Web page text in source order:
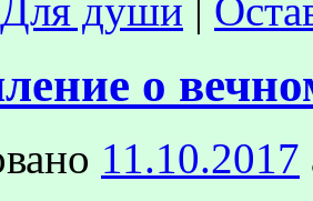
Для души |
о
11.10.2017